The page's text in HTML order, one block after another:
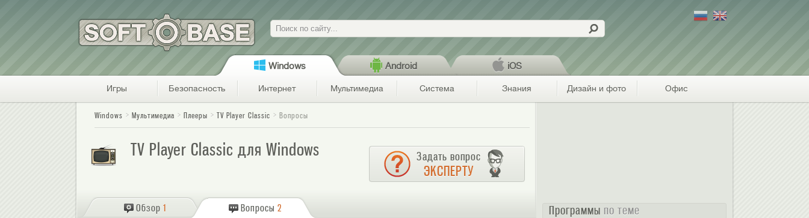
Поиск
Windows Android iOS
Игры Безопасность Интернет Мультимедиа Система Знания Дизайн и фото Офис
Windows Мультимедиа Плееры TV Player Classic Вопросы
TV Player Classic для Windows Задать вопрос
ЭКСПЕРТУ
Обзор 1 Вопросы 2 Программы по теме